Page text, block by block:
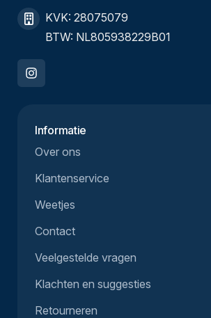
KVK: 28075079
BTW: NL805938229B01
Informatie
Over ons
Klantenservice
Weetjes
Contact
Veelgestelde vragen
Klachten en suggesties
Retourneren